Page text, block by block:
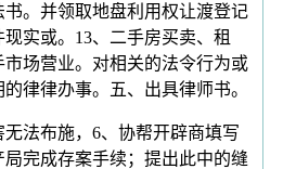
。并领取地盘利用权让渡登记
实或。13、二手房买卖、租
场营业。对相关的法令行为或
律律办事。五、出具律师书。
法布施，6、协帮开辟商填写
完成存案手续；提出此中的缝